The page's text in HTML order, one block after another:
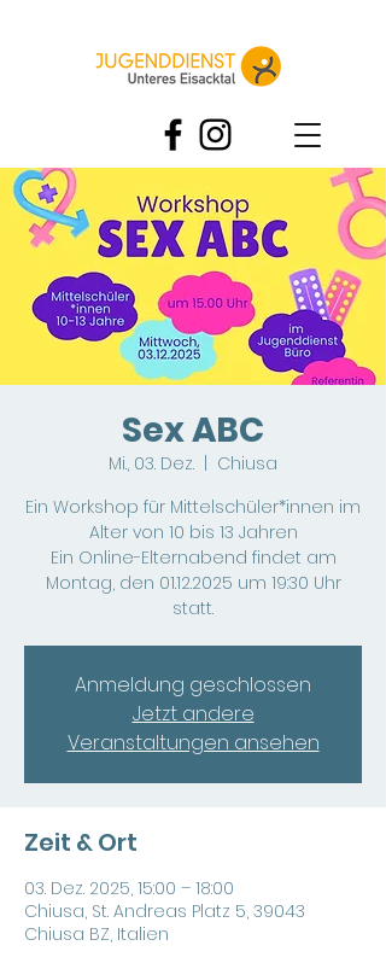
Sex ABC
Mi., 03. Dez.
Chiusa
Ein Workshop für Mittelschüler*innen im
Alter von 10 bis 13 Jahren
Ein Online-Elternabend findet am
Montag, den 01.12.2025 um 19:30 Uhr
statt.
Anmeldung geschlossen
Jetzt andere
Veranstaltungen ansehen
Zeit & Ort
03. Dez. 2025, 15:00 – 18:00
Chiusa, St. Andreas Platz 5, 39043
Chiusa BZ, Italien